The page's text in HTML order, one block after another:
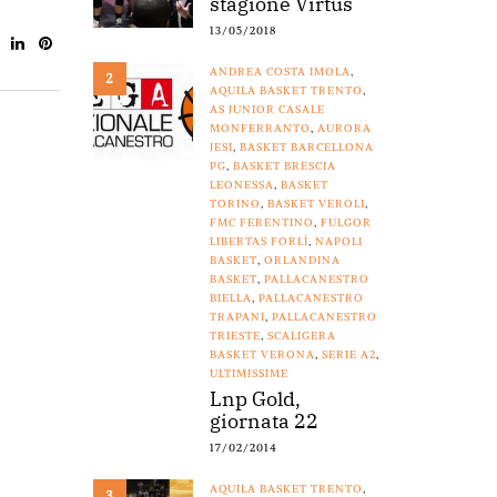
13/05/2018
2 ANDREA COSTA IMOLA,
AQUILA BASKET TRENTO,
AS JUNIOR CASALE
MONFERRANTO, AURORA
JESI, BASKET BARCELLONA
PG, BASKET BRESCIA
LEONESSA, BASKET
TORINO, BASKET VEROLI,
FMC FERENTINO, FULGOR
LIBERTAS FORLÌ, NAPOLI
BASKET, ORLANDINA
BASKET, PALLACANESTRO
BIELLA, PALLACANESTRO
TRAPANI, PALLACANESTRO
TRIESTE, SCALIGERA
BASKET VERONA, SERIE A2,
ULTIMISSIME
Lnp Gold,
giornata 22
17/02/2014
AQUILA BASKET TRENTO,